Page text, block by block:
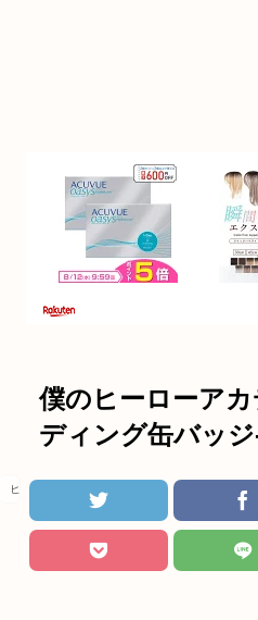
僕のヒーローア
ディング缶バッ
ヒロアカ